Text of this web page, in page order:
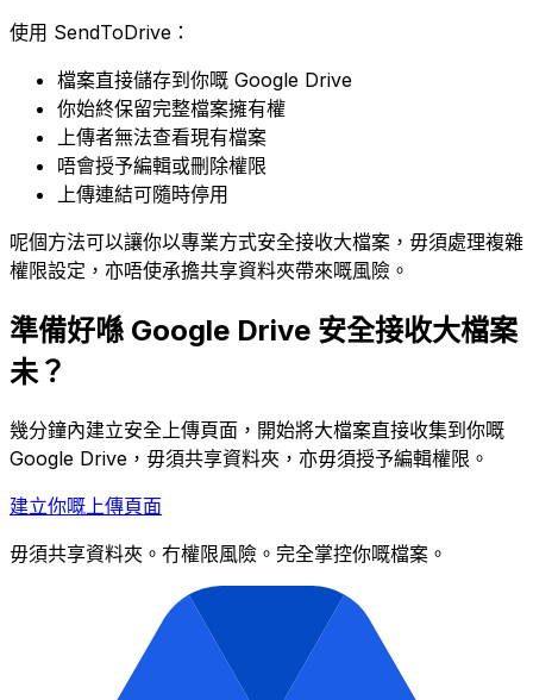
使用 SendToDrive：
檔案直接儲存到你嘅 Google Drive
你始終保留完整檔案擁有權
上傳者無法查看現有檔案
唔會授予編輯或刪除權限
上傳連結可隨時停用
呢個方法可以讓你以專業方式安全接收大檔案，毋須處理複雜
權限設定，亦唔使承擔共享資料夾帶來嘅風險。
準備好喺 Google Drive 安全接收大檔案
未？
幾分鐘內建立安全上傳頁面，開始將大檔案直接收集到你嘅
Google Drive，毋須共享資料夾，亦毋須授予編輯權限。
建立你嘅上傳頁面
毋須共享資料夾。冇權限風險。完全掌控你嘅檔案。